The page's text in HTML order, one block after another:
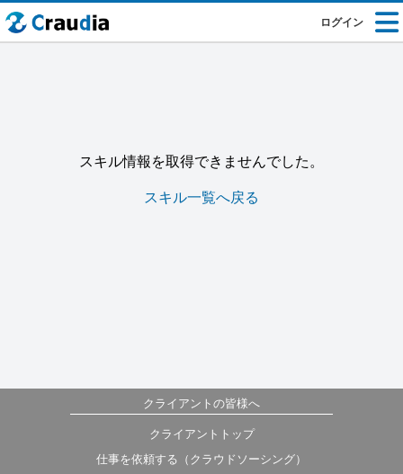
ログイン
スキル情報を取得できませんでした。
スキル一覧へ戻る
クライアントの皆様へ
クライアントトップ
仕事を依頼する（クラウドソーシング）